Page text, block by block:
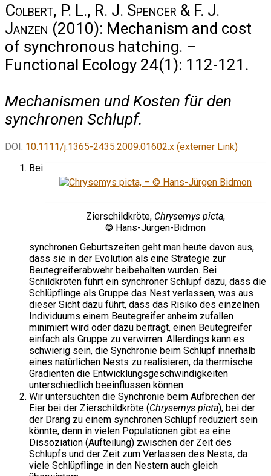
Colbert, P. L., R. J. Spencer & F. J.
Janzen (2010): Mechanism and cost
of synchronous hatching. –
Functional Ecology 24(1): 112-121.
Mechanismen und Kosten für den
synchronen Schlupf.
DOI: 10.1111/j.1365-2435.2009.01602.x (externer Link)
Zierschildkröte, Chrysemys picta,
© Hans-Jürgen-Bidmon
Bei
synchronen Geburtszeiten geht man heute davon aus,
dass sie in der Evolution als eine Strategie zur
Beutegreiferabwehr beibehalten wurden. Bei
Schildkröten führt ein synchroner Schlupf dazu, dass die
Schlüpflinge als Gruppe das Nest verlassen, was aus
dieser Sicht dazu führt, dass das Risiko des einzelnen
Individuums einem Beutegreifer anheim zufallen
minimiert wird oder dazu beiträgt, einen Beutegreifer
einfach als Gruppe zu verwirren. Allerdings kann es
schwierig sein, die Synchronie beim Schlupf innerhalb
eines natürlichen Nests zu realisieren, da thermische
Gradienten die Entwicklungsgeschwindigkeiten
unterschiedlich beeinflussen können.
Wir untersuchten die Synchronie beim Aufbrechen der
Eier bei der Zierschildkröte (Chrysemys picta), bei der
der Drang zu einem synchronen Schlupf reduziert sein
könnte, denn in vielen Populationen gibt es eine
Dissoziation (Aufteilung) zwischen der Zeit des
Schlupfs und der Zeit zum Verlassen des Nests, da
viele Schlüpflinge in den Nestern auch gleich